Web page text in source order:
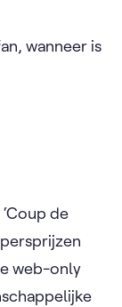
wanneer is
de
web-only